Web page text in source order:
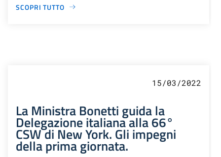
SCOPRI TUTTO
15/03/2022
La Ministra Bonetti guida la
Delegazione italiana alla 66°
CSW di New York. Gli impegni
della prima giornata.